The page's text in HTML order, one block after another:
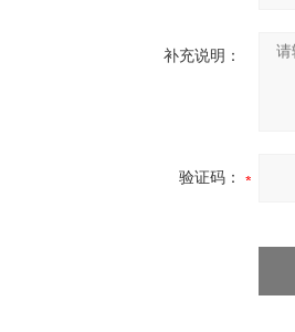
补充说明：
验证码：